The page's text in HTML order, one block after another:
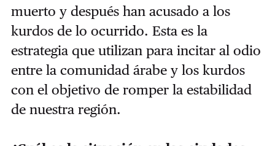
muerto y después han acusado a los
kurdos de lo ocurrido. Esta es la
estrategia que utilizan para incitar al odio
entre la comunidad árabe y los kurdos
con el objetivo de romper la estabilidad
de nuestra región.